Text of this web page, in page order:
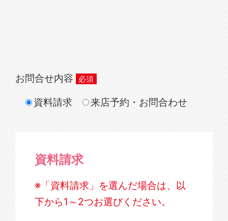
お問合せ内容
資料請求
来店予約・お問合わせ
資料請求
※「資料請求」を選んだ場合は、以
下から1～2つお選びください。